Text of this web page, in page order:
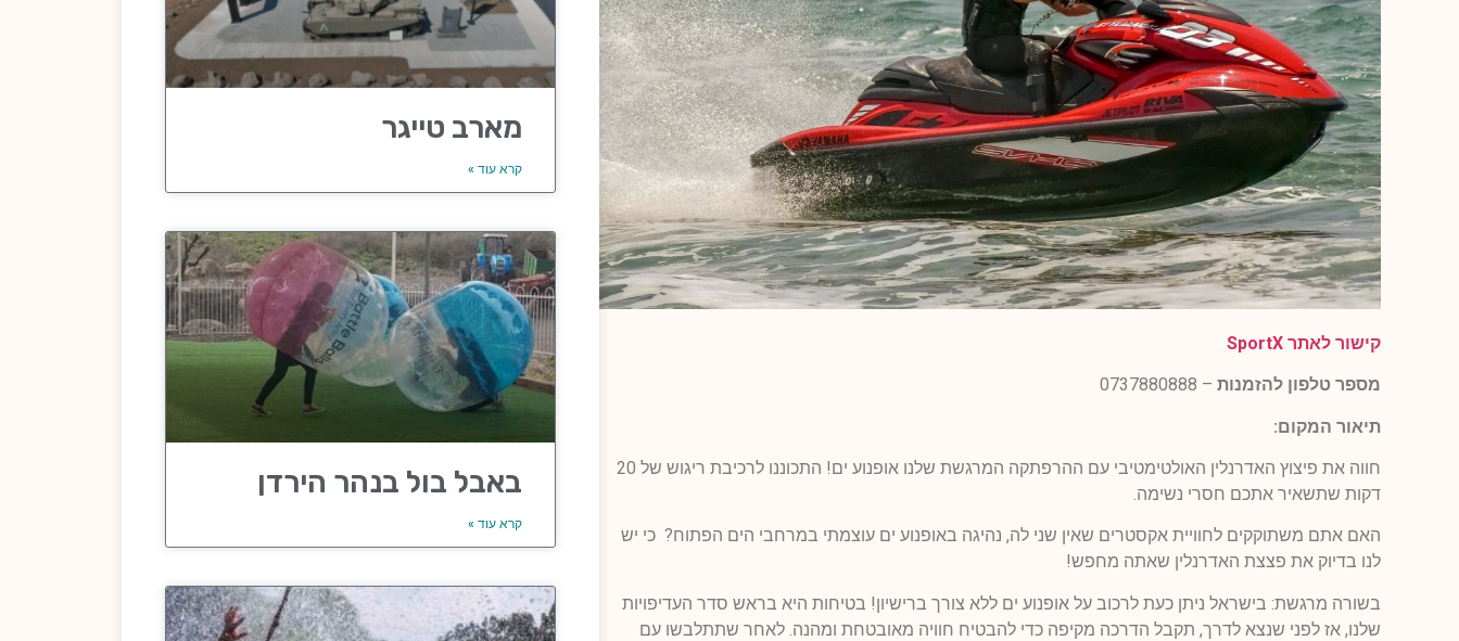
קישור לאתר SportX
מספר טלפון להזמנות – 0737880888
תיאור המקום:
חווה את פיצוץ האדרנלין האולטימטיבי עם ההרפתקה המרגשת שלנו אופנוע ים! התכוננו לרכיבת ריגוש של 20
דקות שתשאיר אתכם חסרי נשימה.
האם אתם משתוקקים לחוויית אקסטרים שאין שני לה, נהיגה באופנוע ים עוצמתי במרחבי הים הפתוח? כי יש
לנו בדיוק את פצצת האדרנלין שאתה מחפש!
בשורה מרגשת: בישראל ניתן כעת לרכוב על אופנוע ים ללא צורך ברישיון! בטיחות היא בראש סדר העדיפויות
שלנו, אז לפני שנצא לדרך, תקבל הדרכה מקיפה כדי להבטיח חוויה מאובטחת ומהנה. לאחר שתתלבשו עם
מארב טייגר
קרא עוד »
באבל בול בנהר הירדן
קרא עוד »